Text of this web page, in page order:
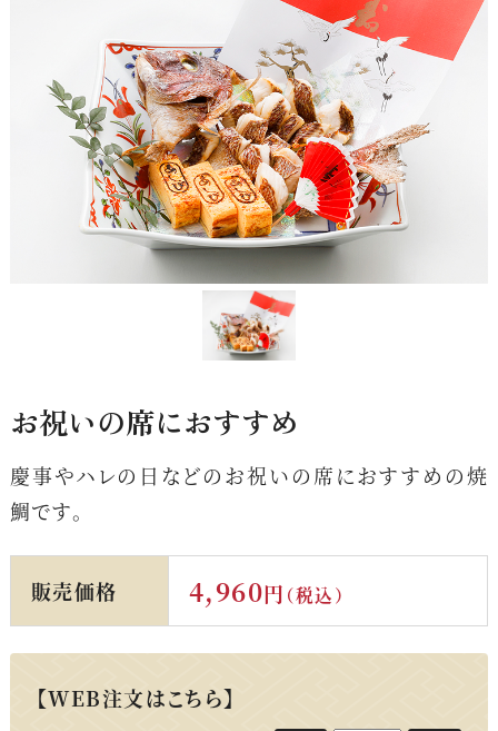
お祝いの席におすすめ
慶事やハレの日などのお祝いの席におすすめの焼
鯛です。
販売価格 4,960円 （税込）
【WEB注文はこちら】